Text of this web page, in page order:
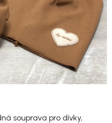
souprava pro dívky,